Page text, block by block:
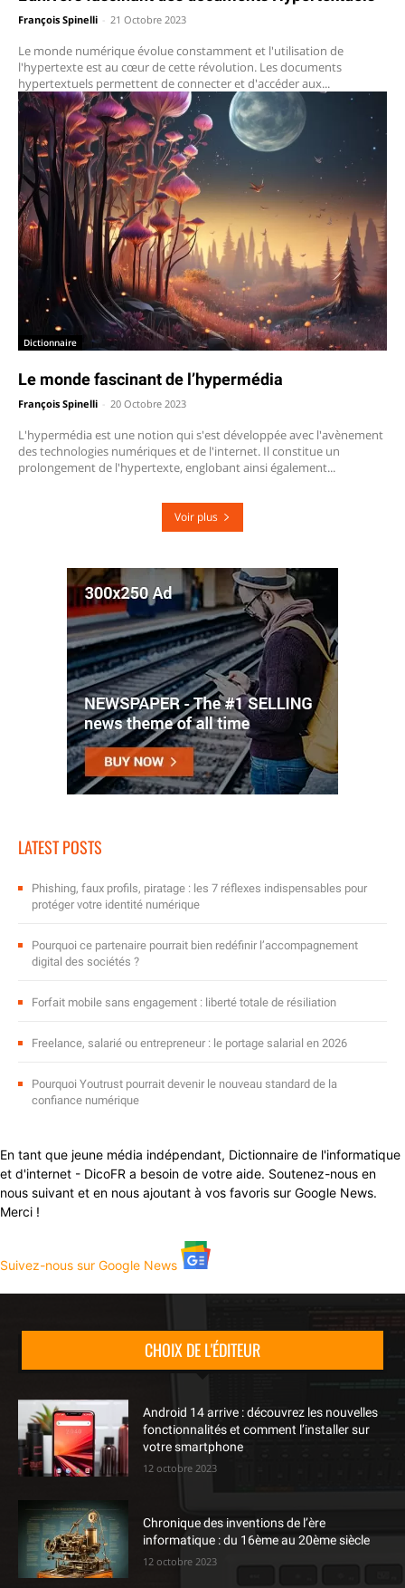
François Spinelli 21 Octobre 2023
Le monde numérique évolue constamment et l'utilisation de
l'hypertexte est au cœur de cette révolution. Les documents
hypertextuels permettent de connecter et d'accéder aux...
Dictionnaire
Le monde fascinant de l’hypermédia
François Spinelli 20 Octobre 2023
L'hypermédia est une notion qui s'est développée avec l'avènement
des technologies numériques et de l'internet. Il constitue un
prolongement de l'hypertexte, englobant ainsi également...
Voir plus
LATEST POSTS
Phishing, faux profils, piratage : les 7 réflexes indispensables pour
protéger votre identité numérique
Pourquoi ce partenaire pourrait bien redéfinir l’accompagnement
digital des sociétés ?
Forfait mobile sans engagement : liberté totale de résiliation
Freelance, salarié ou entrepreneur : le portage salarial en 2026
Pourquoi Youtrust pourrait devenir le nouveau standard de la
confiance numérique
En tant que jeune média indépendant, Dictionnaire de l'informatique
et d'internet - DicoFR a besoin de votre aide. Soutenez-nous en
nous suivant et en nous ajoutant à vos favoris sur Google News.
Merci !
Suivez-nous sur Google News
CHOIX DE L'ÉDITEUR
Android 14 arrive : découvrez les nouvelles
fonctionnalités et comment l’installer sur
votre smartphone
12 octobre 2023
Chronique des inventions de l’ère
informatique : du 16ème au 20ème siècle
12 octobre 2023